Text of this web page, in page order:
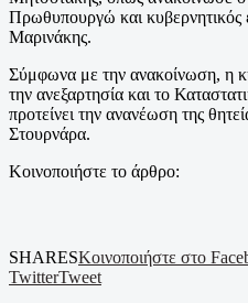
Πρωθυπουργώ και
Μαρινάκης.
Σύμφωνα με την ανακοίνωση, η
την ανεξαρτησία και το
προτείνει την ανανέωση της
Στουρνάρα.
Κοινοποιήστε το άρθρο:
SHARESΚοινοποιήστε στο
TwitterTweet